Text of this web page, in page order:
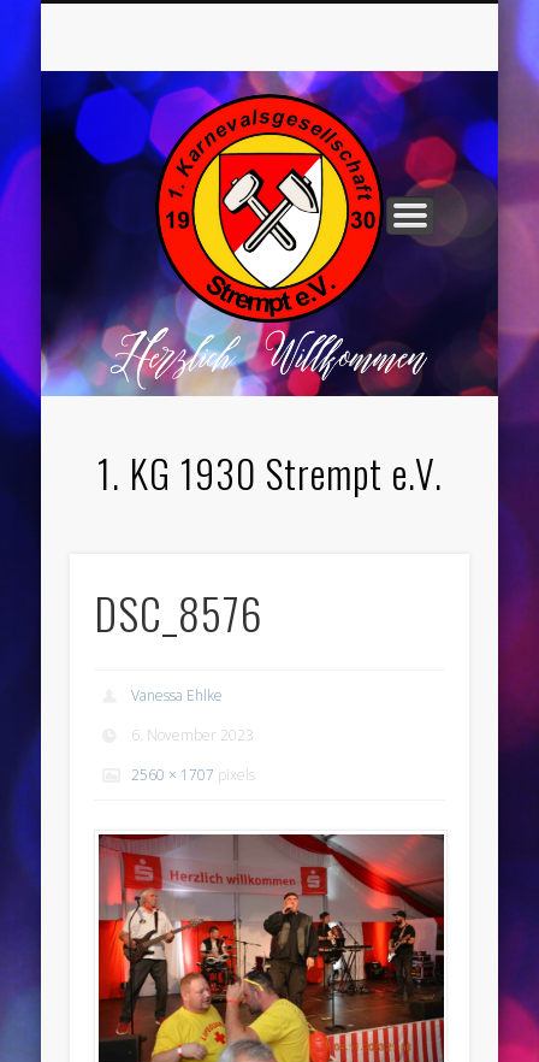
1. KG 1930 Strempt e.V.
DSC_8576
Vanessa Ehlke
6. November 2023
2560 × 1707 pixels